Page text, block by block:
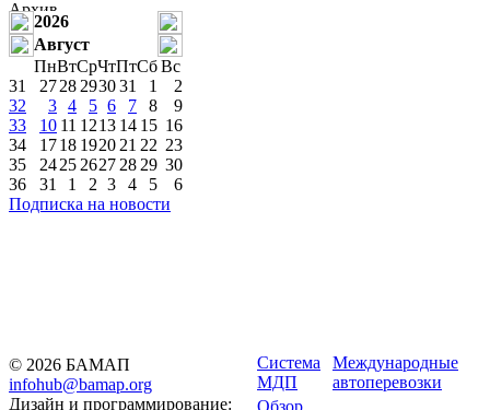
2026
Август
ПнВтСрЧтПтСбВс
31
2728 293031 1
2
32
3 4 5 6 7 8
9
33
10 11 1213 14 15 16
34
1718 1920 21 22 23
35
2425 2627 28 29 30
36
31 1 2 3 4 5
6
Подписка на новости
© 2026 БАМАП
infohub@bamap.org
Дизайн и программирование:
Система
МДП
Международные
автоперевозки
Обзор